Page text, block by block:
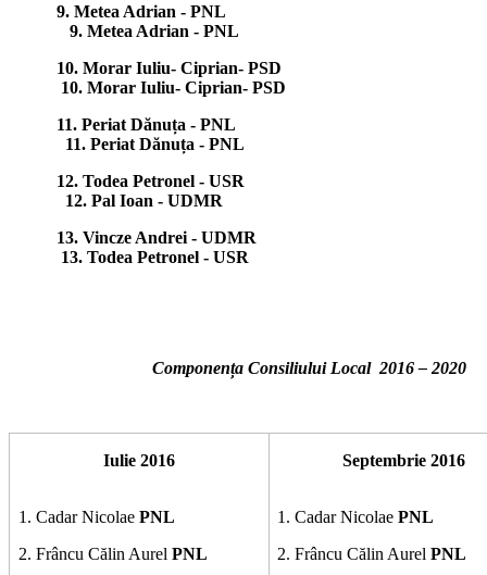
9. Metea Adrian - PNL
9. Metea Adrian - PNL
10. Morar Iuliu- Ciprian- PSD
10. Morar Iuliu- Ciprian- PSD
11. Periat Dănuța - PNL
11. Periat Dănuța - PNL
12. Todea Petronel - USR
12. Pal Ioan - UDMR
13. Vincze Andrei - UDMR
13. Todea Petronel - USR
Componența Consiliului Local 2016 – 2020
Iulie 2016
1. Cadar Nicolae PNL
2. Frâncu Călin Aurel PNL
Septembrie 2016
1. Cadar NicolaePNL
2. Frâncu Călin AurelPNL